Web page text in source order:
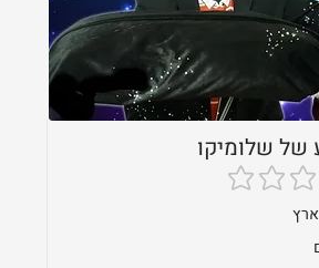
של שלומיקו
דירוגים